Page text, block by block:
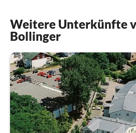
Weitere Unterkünfte
Bollinger